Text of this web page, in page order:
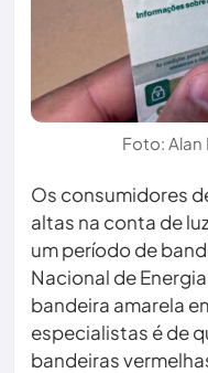
Foto: Alan
Os consumidores
altas na conta de
um período de
Nacional de
bandeira amarela
especialistas é de
bandeiras